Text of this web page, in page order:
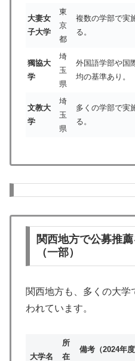
大妻女
子大学
東
京
都
複数の学部で実
る。
獨協大
学
埼
玉
県
外国語学部や国
均の基準あり。
文教大
学
埼
玉
県
多くの学部で実
る。
関西地方で公募推
（一部）
関西地方も、多くの大
われています。
大学名
所
在
備考（2024年